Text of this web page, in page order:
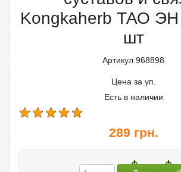
Kongkaherb ТАО
шт
Артикул 968898
Цена за уп.
Есть в наличии
289 грн.